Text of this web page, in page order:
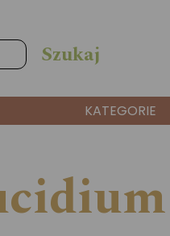
KATEGORIE